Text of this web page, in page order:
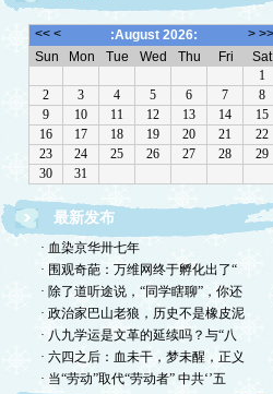
最新发布
· 血染京华卅七年
· 围观奇葩：万维网终于孵化出了“
· 除了道听途说，“同学瞎聊”，你还
· 政治家巴山老狼，历史不是橡皮泥
· 八九学运是文革的延续吗？与“八
· 六四之后：血未干，梦未醒，正义
· 当“劳动”取代“劳动者” 中共‘’五